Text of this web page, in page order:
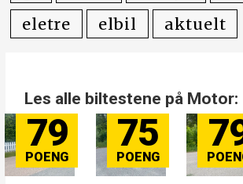
eletre
elbil aktuelt
Les alle biltestene på Motor:
79 76